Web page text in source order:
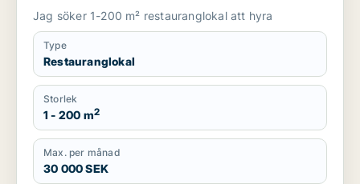
Jag söker 1-200 m² restauranglokal att hyra
Type
Restauranglokal
Storlek
1 - 200 m2
Max. per månad
30 000 SEK